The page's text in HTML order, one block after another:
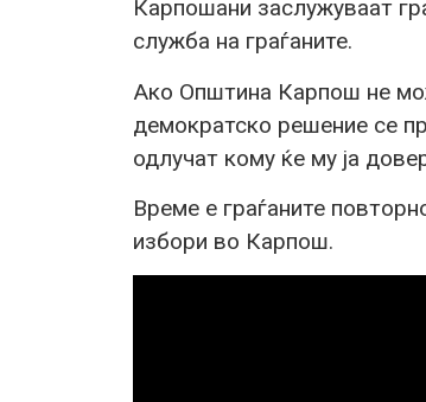
Карпошани заслужуваат
служба на граѓаните.
Ако Општина Карпош не
демократско решение се
одлучат кому ќе му ја
Време е граѓаните
избори во Карпош.